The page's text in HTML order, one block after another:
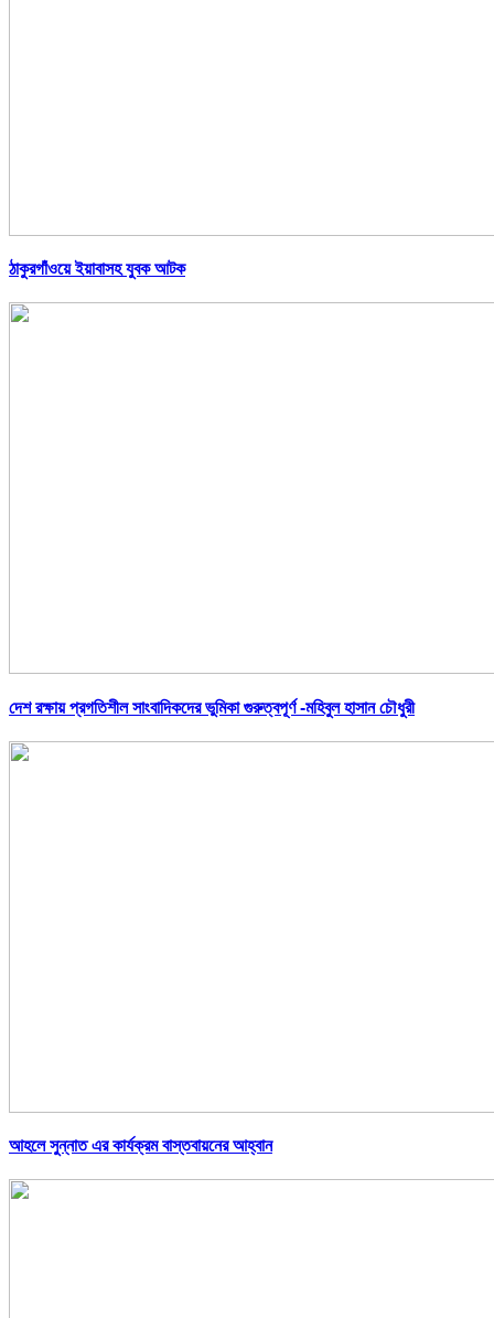
ঠাকুরগাঁওয়ে ইয়াবাসহ যুবক আটক
দেশ রক্ষায় প্রগতিশীল সাংবাদিকদের ভুমিকা গুরুত্বপূর্ণ -মহিবুল হাসান চৌধুরী
আহলে সুন্নাত এর কার্যক্রম বাস্তবায়নের আহ্বান